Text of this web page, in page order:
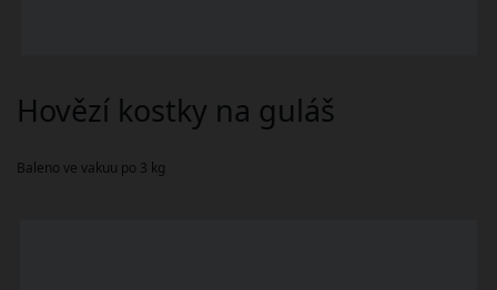
Baleno ve vakuu po 3 kg
Hovězí kostky na guláš